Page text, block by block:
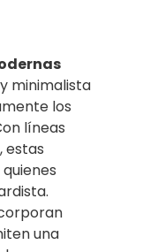
minimalista
los
líneas
estas
una